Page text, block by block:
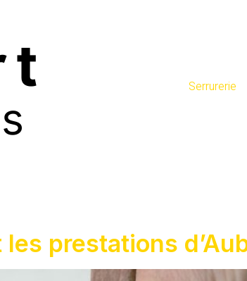
Serrurerie
prestations